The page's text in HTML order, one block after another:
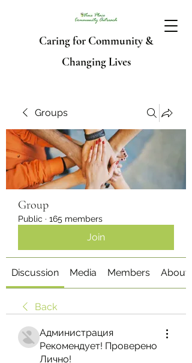
Caring for Community &
Changing Lives
Groups
Group
Public · 165 members
Join
Discussion Media Members About
Back
Администрация
Рекомендует! Проверено
Лично!